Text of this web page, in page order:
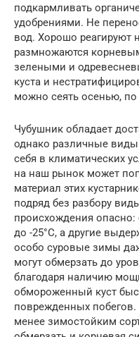
подкармливать
удобрениями. Не
вод. Хорошо реагируют
размножаются
зелеными и
куста и
можно сеять осенью, по
Чубушник обладает
однако различные виды
себя в климатических
на наш рынок может
материал этих
подряд без разбору
происхождения
до -25°С, а другие
особо суровые зимы
могут обмерзать до
благодаря наличию
обмороженный куст
поврежденных
менее зимостойким